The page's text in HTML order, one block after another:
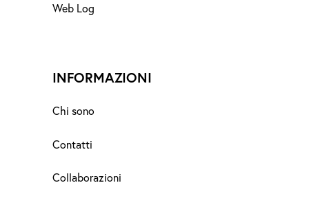
Web Log
INFORMAZIONI
Chi sono
Contatti
Collaborazioni